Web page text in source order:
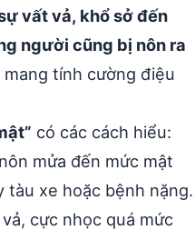
vất vả, khổ sở đến
người cũng bị nôn ra
tính cường điệu
có các cách hiểu:
mửa đến mức mật
tàu xe hoặc bệnh nặng.
cực nhọc quá mức